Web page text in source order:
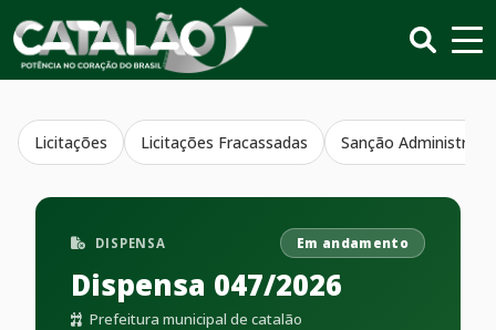
Licitações Licitações Fracassadas Sanção
DISPENSA Em andamento
Dispensa 047/2026
Prefeitura municipal de catalão